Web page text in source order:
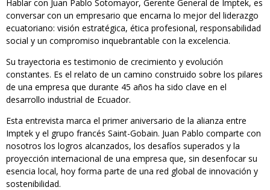
Hablar con Juan Pablo Sotomayor, Gerente General de Imptek, es
conversar con un empresario que encarna lo mejor del liderazgo
ecuatoriano: visión estratégica, ética profesional, responsabilidad
social y un compromiso inquebrantable con la excelencia.
Su trayectoria es testimonio de crecimiento y evolución
constantes. Es el relato de un camino construido sobre los pilares
de una empresa que durante 45 años ha sido clave en el
desarrollo industrial de Ecuador.
Esta entrevista marca el primer aniversario de la alianza entre
Imptek y el grupo francés Saint-Gobain. Juan Pablo comparte con
nosotros los logros alcanzados, los desafíos superados y la
proyección internacional de una empresa que, sin desenfocar su
esencia local, hoy forma parte de una red global de innovación y
sostenibilidad.